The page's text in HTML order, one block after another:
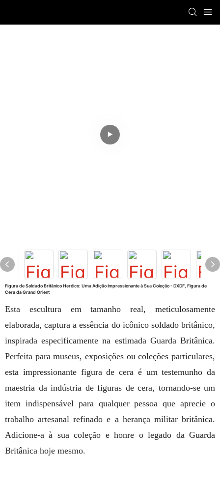
Figura de Soldado Britânico Heróico: Uma Adição Impressionante à Sua Coleção - DXDF, Figura de
Cera da Grand Orient
Esta escultura em tamanho real, meticulosamente
elaborada, captura a essência do icônico soldado britânico,
inspirada especificamente na estimada Guarda Britânica.
Perfeita para museus, exposições ou coleções particulares,
esta impressionante figura de cera é um testemunho da
maestria da indústria de figuras de cera, tornando-se um
item indispensável para qualquer pessoa que aprecie o
trabalho artesanal refinado e a herança militar britânica.
Adicione-a à sua coleção e honre o legado da Guarda
Britânica hoje mesmo.